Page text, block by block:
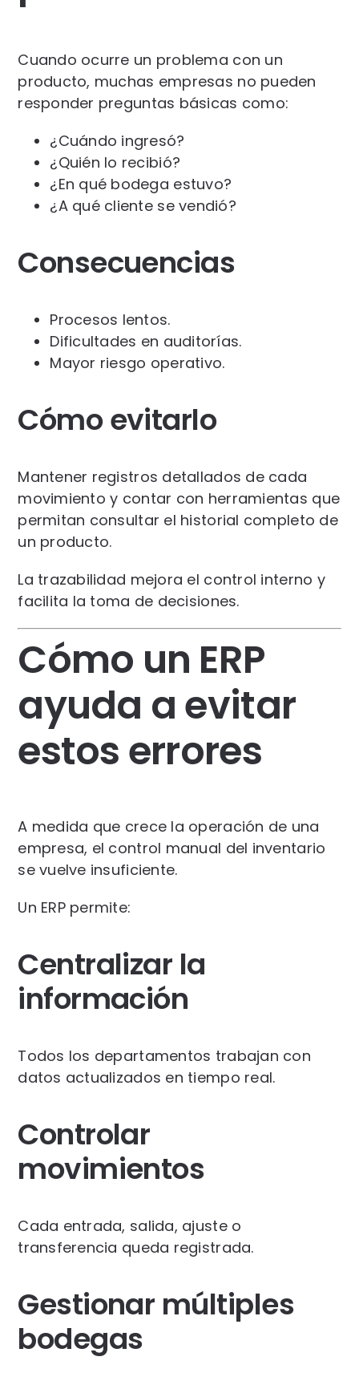
Cuando ocurre un problema con un
producto, muchas empresas no pueden
responder preguntas básicas como:
¿Cuándo ingresó?
¿Quién lo recibió?
¿En qué bodega estuvo?
¿A qué cliente se vendió?
Consecuencias
Procesos lentos.
Dificultades en auditorías.
Mayor riesgo operativo.
Cómo evitarlo
Mantener registros detallados de cada
movimiento y contar con herramientas que
permitan consultar el historial completo de
un producto.
La trazabilidad mejora el control interno y
facilita la toma de decisiones.
Cómo un ERP
ayuda a evitar
estos errores
A medida que crece la operación de una
empresa, el control manual del inventario
se vuelve insuficiente.
Un ERP permite:
Centralizar la
información
Todos los departamentos trabajan con
datos actualizados en tiempo real.
Controlar
movimientos
Cada entrada, salida, ajuste o
transferencia queda registrada.
Gestionar múltiples
bodegas